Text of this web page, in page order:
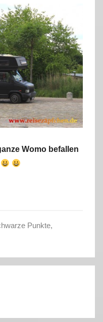
Womo befallen
Punkte,